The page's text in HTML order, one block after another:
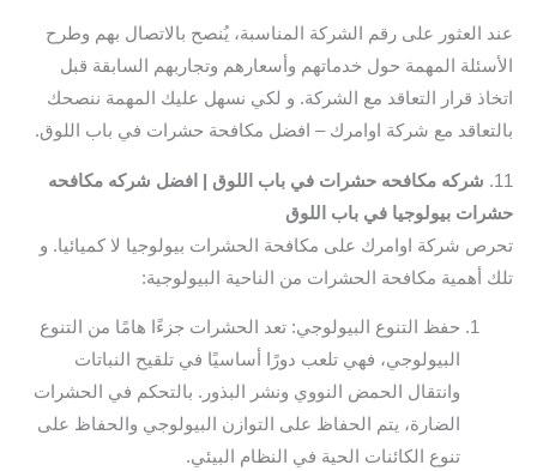
عند العثور على رقم الشركة المناسبة، يُنصح بالاتصال بهم وطرح
الأسئلة المهمة حول خدماتهم وأسعارهم وتجاربهم السابقة قبل
اتخاذ قرار التعاقد مع الشركة. و لكي نسهل عليك المهمة ننصحك
بالتعاقد مع شركة اوامرك – افضل مكافحة حشرات في باب اللوق.
11.
شركه مكافحه حشرات في باب اللوق | افضل شركه مكافحه
حشرات بيولوجيا في باب اللوق
تحرص شركة اوامرك على مكافحة الحشرات بيولوجيا لا كميائيا. و
تلك أهمية مكافحة الحشرات من الناحية البيولوجية:
حفظ التنوع البيولوجي: تعد الحشرات جزءًا هامًا من التنوع
البيولوجي، فهي تلعب دورًا أساسيًا في تلقيح النباتات
وانتقال الحمض النووي ونشر البذور. بالتحكم في الحشرات
الضارة، يتم الحفاظ على التوازن البيولوجي والحفاظ على
تنوع الكائنات الحية في النظام البيئي.